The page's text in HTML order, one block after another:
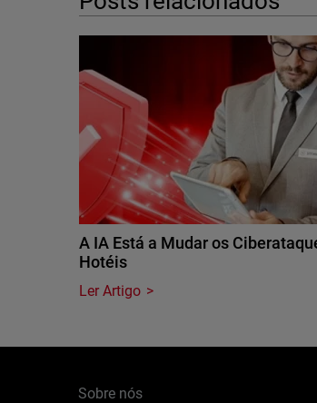
A IA Está a Mudar os
Hotéis
Ler Artigo
Sobre nós